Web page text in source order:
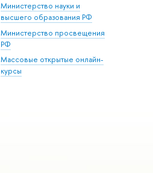
Министерство науки и
высшего образования РФ
Министерство просвещения
РФ
Массовые открытые онлайн-
курсы